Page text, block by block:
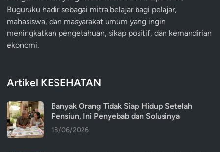
Buguruku hadir sebagai mitra belajar bagi pelajar,
mahasiswa, dan masyarakat umum yang ingin
meningkatkan pengetahuan, sikap positif, dan kemandirian
ekonomi.
Artikel KESEHATAN
Banyak Orang Tidak Siap Hidup Setelah
Pensiun, Ini Penyebab dan Solusinya
18/06/2026